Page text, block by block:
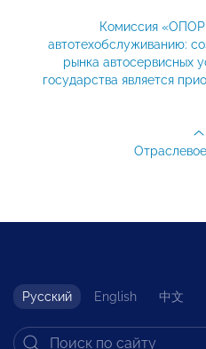
Комиссия
автотехобслуживанию:
рынка автосервисных
государства является
Русский English 中文